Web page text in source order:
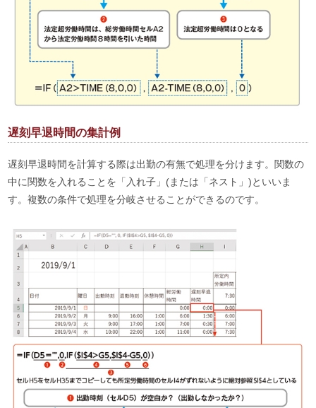
遅刻早退時間の集計例
遅刻早退時間を計算する際は出勤の有無で処理を分けます。関数の
中に関数を入れることを「入れ子」(または「ネスト」)といいま
す。複数の条件で処理を分岐させることができるのです。